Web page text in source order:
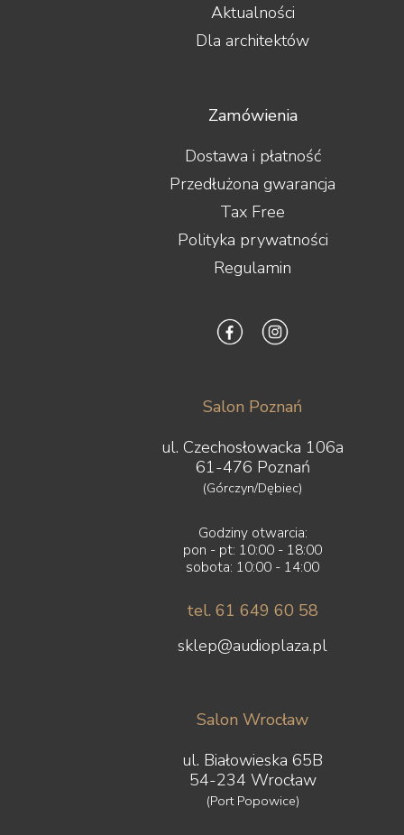
Aktualności
Dla architektów
Zamówienia
Dostawa i płatność
Przedłużona gwarancja
Tax Free
Polityka prywatności
Regulamin
Salon Poznań
ul. Czechosłowacka 106a
61-476 Poznań
(Górczyn/Dębiec)
Godziny otwarcia:
pon - pt: 10:00 - 18:00
sobota: 10:00 - 14:00
tel. 61 649 60 58
sklep@audioplaza.pl
Salon Wrocław
ul. Białowieska 65B
54-234 Wrocław
(Port Popowice)